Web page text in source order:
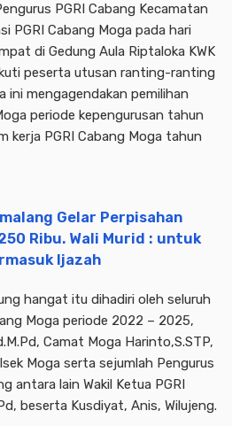
PGRI Cabang Kecamatan
PGRI Cabang Moga pada hari
di Gedung Aula Riptaloka KWK
peserta utusan ranting-ranting
ini mengagendakan pemilihan
periode kepengurusan tahun
kerja PGRI Cabang Moga tahun
Gelar Perpisahan
Ribu. Wali Murid : untuk
Ijazah
hangat itu dihadiri oleh seluruh
Moga periode 2022 – 2025,
Camat Moga Harinto,S.STP,
Moga serta sejumlah Pengurus
antara lain Wakil Ketua PGRI
beserta Kusdiyat, Anis, Wilujeng.